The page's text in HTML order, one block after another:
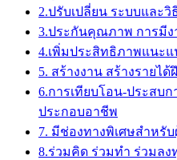
2.ปรับเปลี่ยน ระบบและ
3.ประกันคุณภาพ การมีง
4.เพิ่มประสิทธิภาพแนะ
5. สร้างงาน สร้างรายได้
6.การเทียบโอน-ประสบ
ประกอบอาชีพ
7. มีช่องทางพิเศษสำหรับ
8.ร่วมคิด ร่วมทำ ร่วมลง